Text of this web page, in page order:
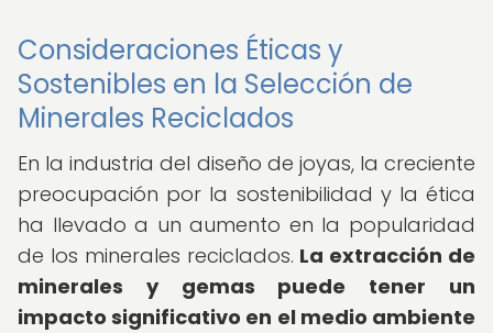
Consideraciones Éticas y
Sostenibles en la Selección de
Minerales Reciclados
En la industria del diseño de joyas, la creciente
preocupación por la sostenibilidad y la ética
ha llevado a un aumento en la popularidad
de los minerales reciclados. La extracción de
minerales y gemas puede tener un
impacto significativo en el medio ambiente